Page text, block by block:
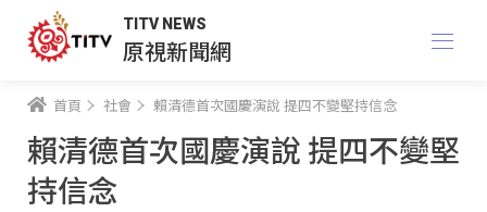
TITV NEWS
原視新聞網
首頁 社會 賴清德首次國慶演說 提四不變堅持信念
賴清德首次國慶演說 提四不變堅
持信念